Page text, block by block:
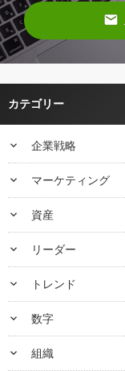
email
カテゴリー
keyboard_arrow_down 企業戦略
keyboard_arrow_down マーケティング
keyboard_arrow_down 資産
keyboard_arrow_down リーダー
keyboard_arrow_down トレンド
keyboard_arrow_down 数字
keyboard_arrow_down 組織